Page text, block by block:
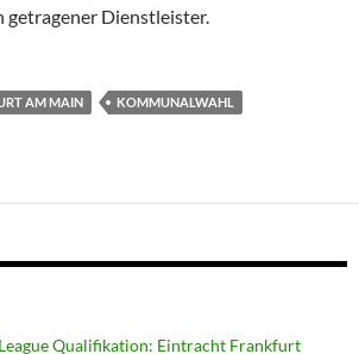
getragener Dienstleister.
AM MAIN
KOMMUNALWAHL
Qualifikation: Eintracht Frankfurt